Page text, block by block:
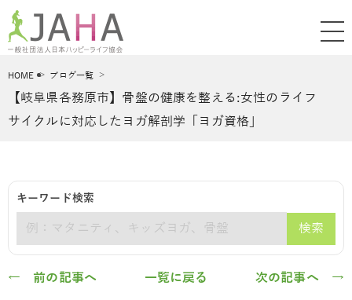
HOME ブログ一覧
【岐阜県各務原市】骨盤の健康を整える:女性のライフ
サイクルに対応したヨガ解剖学「ヨガ資格」
キーワード検索
検索
← 前の記事へ 一覧に戻る 次の記事へ →